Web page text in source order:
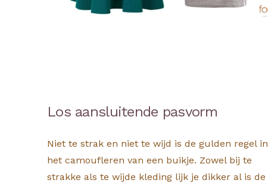
Los aansluitende pasvorm
Niet te strak en niet te wijd is de gulden regel in
het camoufleren van een buikje. Zowel bij te
strakke als te wijde kleding lijk je dikker al is de